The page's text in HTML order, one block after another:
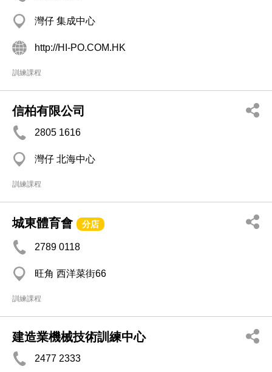
灣仔 集成中心
http://HI-PO.COM.HK
訓練課程
信柏有限公司
2805 1616
灣仔 北海中心
訓練課程
城東體育會 分店
2789 0118
旺角 西洋菜街66
訓練課程
建造業機械技術訓練中心
2477 2333